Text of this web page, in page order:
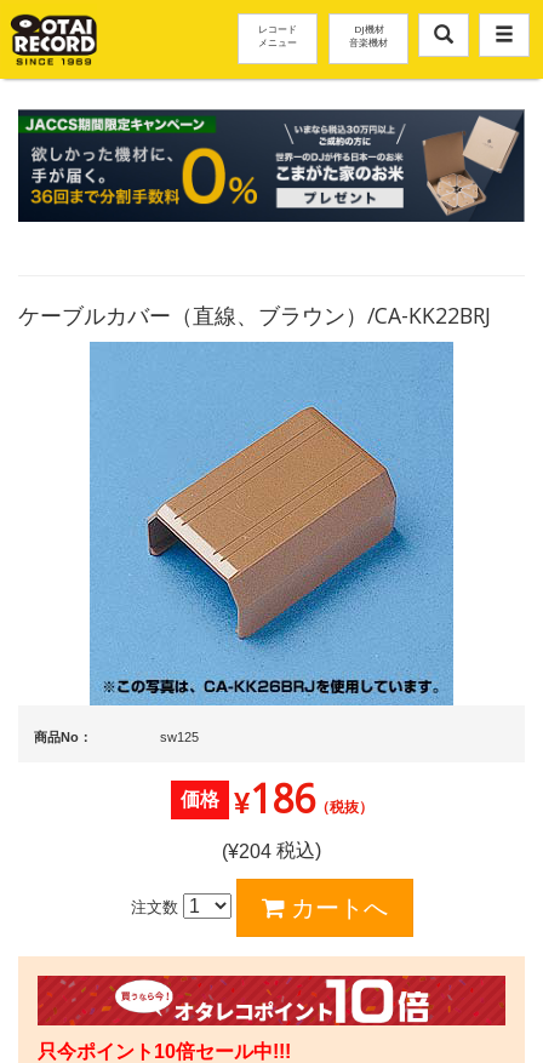
レコード
メニュー
DJ機材
音楽機材
ケーブルカバー（直線、ブラウン）/CA-KK22BRJ
商品No： sw125
価格 ¥186（税抜）
(¥204 税込)
注文数
只今ポイント10倍セール中!!!